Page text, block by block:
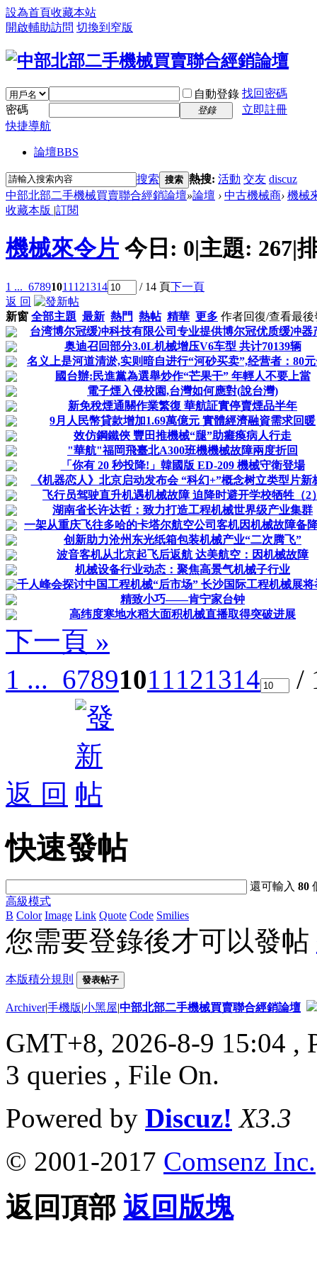
設為首頁收藏本站
開啟輔助訪問 切換到窄版
自動登錄 找回密碼
密碼
登錄
立即註冊
快捷導航
論壇BBS
搜索 搜索 熱搜: 活動 交友 discuz
中部北部二手機械買賣聯合經銷論壇»論壇 › 中古機械商› 機械
收藏本版 |訂閱
機械來令片 今日: 0|主題: 267|
1 ... 67891011 121314 / 14 頁下一頁
返 回
新窗 全部主題 最新 熱門 熱帖 精華 更多 作者回復/查看最後
台湾博尔冠缓冲科技有限公司专业提供博尔冠优质缓冲器
奥迪召回部分3.0L机械增压V6车型 共计70139辆
名义上是河道清淤,实则暗自进行“河砂买卖”,经营者：80
國台辦:民進黨為選舉炒作“芒果干” 年輕人不要上當
電子煙入侵校園,台灣如何應對(說台灣)
新免稅煙通關作業繁復 華航証實停賣煙品半年
9月人民幣貸款增加1.69萬億元 實體經濟融資需求回暖
效仿鋼鐵俠 豐田推機械“腿”助癱瘓病人行走
"華航"福岡飛臺北A300班機機械故障兩度折回
「你有 20 秒投降!」韓國版 ED-209 機械守衛登場
《机器恋人》北京启动发布会 “科幻+”概念树立类型片新
飞行员驾驶直升机遇机械故障 迫降时避开学校牺牲（2
湖南省长许达哲：致力打造工程机械世界级产业集群
一架从重庆飞往多哈的卡塔尔航空公司客机因机械故障备
创新助力沧州东光纸箱包装机械产业“二次腾飞”
波音客机从北京起飞后返航 达美航空：因机械故障
机械设备行业动态：聚焦高景气机械子行业
千人峰会探讨中国工程机械“后市场” 长沙国际工程机械展将
精致小巧——肯宁家台钟
高纬度寒地水稻大面积机械直播取得突破进展
下一頁 »
1 ... 67891011121314 /
返 回
快速發帖
還可輸入80
高級模式
B Color Image Link Quote Code Smilies
您需要登錄後才可以發帖
本版積分規則 發表帖子
Archiver|手機版|小黑屋|中部北部二手機械買賣聯合經銷論壇
GMT+8, 2026-8-9 15:04 ,
3 queries , File On.
Powered by Discuz! X3.3
© 2001-2017 Comsenz Inc.
返回頂部 返回版塊